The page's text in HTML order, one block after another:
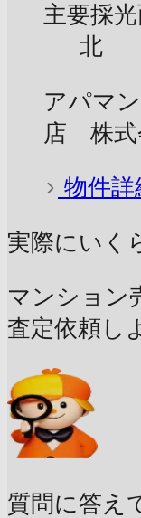
主要採
北
アパマ
店 株式
物件詳
実際にいく
マンション
査定依頼し
質問に答え